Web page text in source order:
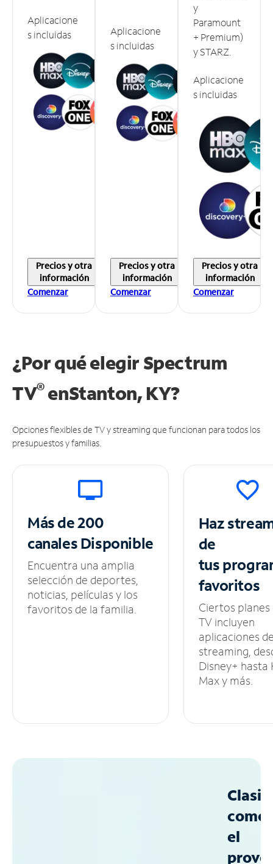
Aplicacione
s incluidas
Precios y otra
información
Comenzar
Aplicacione
s incluidas
Precios y otra
información
Comenzar
y
Paramount
+ Premium)
y STARZ.
Aplicacione
s incluidas
Precios y otra
información
Comenzar
¿Por qué elegir Spectrum
TV®enStanton, KY?
Opciones flexibles de TV y streaming que funcionan para todos los
presupuestos y familias.
Más de 200
canalesDisponible
Encuentra una amplia
selección de deportes,
noticias, películas y los
favoritos de la familia.
Haz
de
tus
favoritos
Ciertos planes
TV incluyen
aplicaciones
streaming,
Disney+ hasta
Max y más.
como
el